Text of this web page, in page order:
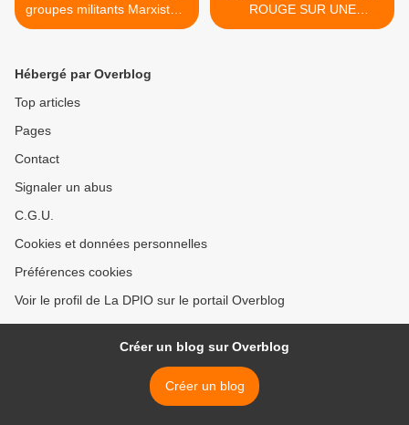
groupes militants Marxistes-
Léninistes
ROUGE SUR UNE
INSULTE AUX GILETS
Hébergé par Overblog
Top articles
Pages
Contact
Signaler un abus
C.G.U.
Cookies et données personnelles
Préférences cookies
Voir le profil de La DPIO sur le portail Overblog
Créer un blog sur Overblog
Créer un blog